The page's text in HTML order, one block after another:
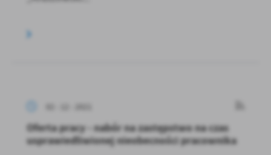
Oferta pracy - nabór na zastępstwo na czas
usprawiedliwionej nieobecności pracownika